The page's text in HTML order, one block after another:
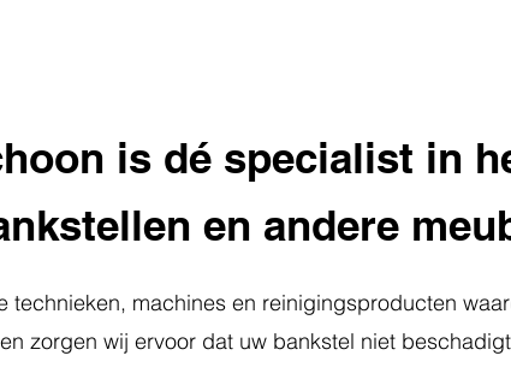
is dé specialist in
en andere
technieken, machines en reinigingsproducten
zorgen wij ervoor dat uw bankstel niet